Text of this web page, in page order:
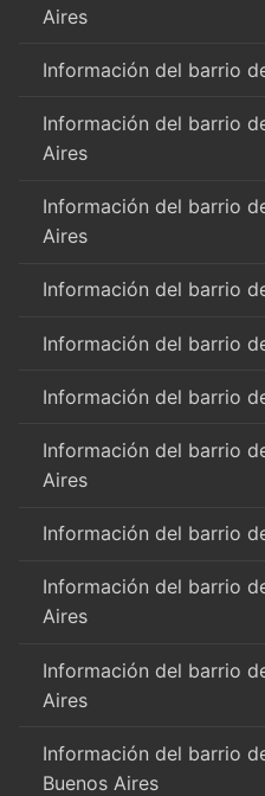
Aires
Información del barrio
Información del barrio
Aires
Información del barrio
Aires
Información del barrio
Información del barrio
Información del barrio
Información del barrio
Aires
Información del barrio
Información del barrio
Aires
Información del barrio
Aires
Información del barrio
Buenos Aires